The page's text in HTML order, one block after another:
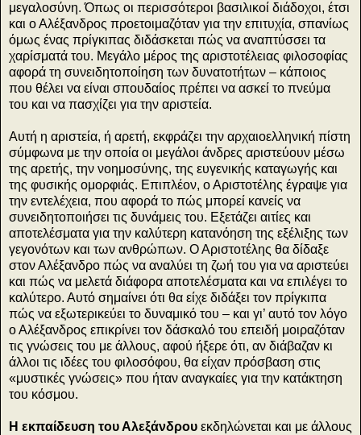
μεγαλοσύνη. Όπως οι περισσότεροι βασιλικοί διάδοχοι, έτσι
και ο Αλέξανδρος προετοιμαζόταν για την επιτυχία, σπανίως
όμως ένας πρίγκιπας διδάσκεται πώς να αναπτύσσει τα
χαρίσματά του. Μεγάλο μέρος της αριστοτέλειας φιλοσοφίας
αφορά τη συνειδητοποίηση των δυνατοτήτων – κάποιος
που θέλει να είναι σπουδαίος πρέπει να ασκεί το πνεύμα
του και να πασχίζει για την αριστεία.
Αυτή η αριστεία, ή αρετή, εκφράζει την αρχαιοελληνική πίστη
σύμφωνα με την οποία οι μεγάλοι άνδρες αριστεύουν μέσω
της αρετής, την νοημοσύνης, της ευγενικής καταγωγής και
της φυσικής ομορφιάς. Επιπλέον, ο Αριστοτέλης έγραψε για
την εντελέχεια, που αφορά το πώς μπορεί κανείς να
συνειδητοποιήσει τις δυνάμεις του. Εξετάζει αιτίες και
αποτελέσματα για την καλύτερη κατανόηση της εξέλιξης των
γεγονότων και των ανθρώπων. Ο Αριστοτέλης θα δίδαξε
στον Αλέξανδρο πώς να αναλύει τη ζωή του για να αριστεύει
και πώς να μελετά διάφορα αποτελέσματα και να επιλέγει το
καλύτερο. Αυτό σημαίνει ότι θα είχε διδάξει τον πρίγκιπα
πώς να εξωτερικεύει το δυναμικό του – και γι’ αυτό τον λόγο
ο Αλέξανδρος επικρίνει τον δάσκαλό του επειδή μοιραζόταν
τις γνώσεις του με άλλους, αφού ήξερε ότι, αν διάβαζαν κι
άλλοι τις ιδέες του φιλοσόφου, θα είχαν πρόσβαση στις
«μυστικές γνώσεις» που ήταν αναγκαίες για την κατάκτηση
του κόσμου.
Η εκπαίδευση του Αλεξάνδρου εκδηλώνεται και με άλλους